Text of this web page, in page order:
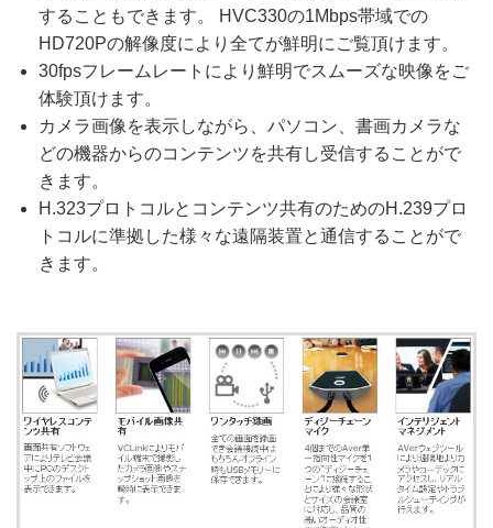
することもできます。 HVC330の1Mbps帯域での
HD720Pの解像度により全てが鮮明にご覧頂けます。
30fpsフレームレートにより鮮明でスムーズな映像をご
体験頂けます。
カメラ画像を表示しながら、パソコン、書画カメラな
どの機器からのコンテンツを共有し受信することがで
きます。
H.323プロトコルとコンテンツ共有のためのH.239プロ
トコルに準拠した様々な遠隔装置と通信することがで
きます。